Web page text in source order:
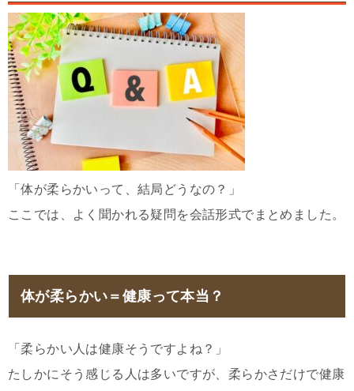
「体が柔らかいって、結局どうなの？」
ここでは、よく聞かれる疑問を会話形式でまとめました。
体が柔らかい＝健康って本当？
「柔らかい人は健康そうですよね？」
たしかにそう感じる人は多いですが、柔らかさだけで健康